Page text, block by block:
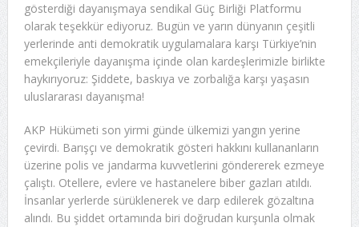
gösterdiği dayanışmaya sendikal Güç Birliği Platformu
olarak teşekkür ediyoruz. Bugün ve yarın dünyanın çeşitli
yerlerinde anti demokratik uygulamalara karşı Türkiye’nin
emekçileriyle dayanışma içinde olan kardeşlerimizle birlikte
haykırıyoruz: Şiddete, baskıya ve zorbalığa karşı yaşasın
uluslararası dayanışma!
AKP Hükümeti son yirmi günde ülkemizi yangın yerine
çevirdi. Barışçı ve demokratik gösteri hakkını kullananların
üzerine polis ve jandarma kuvvetlerini göndererek ezmeye
çalıştı. Otellere, evlere ve hastanelere biber gazları atıldı.
İnsanlar yerlerde sürüklenerek ve darp edilerek gözaltına
alındı. Bu şiddet ortamında biri doğrudan kurşunla olmak